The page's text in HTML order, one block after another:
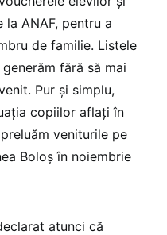
ANAF, pentru a
de familie. Listele
fără să mai
Pur și simplu,
copiilor aflați în
veniturile pe
Boloș în noiembrie
atunci că